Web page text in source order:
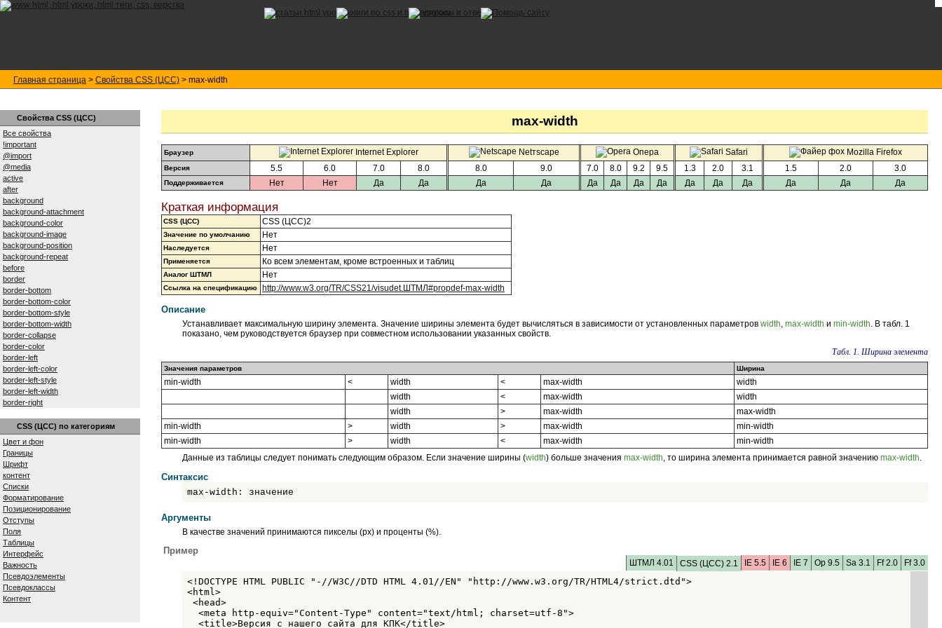
Главная страница > Свойства CSS (ЦСС) > max-width
Свойства CSS (ЦСС)
Все свойства
!important
@import
@media
active
after
background
background-attachment
background-color
background-image
background-position
background-repeat
before
border
border-bottom
border-bottom-color
border-bottom-style
border-bottom-width
border-collapse
border-color
border-left
border-left-color
border-left-style
border-left-width
border-right
border-right-style
border-right-width
border-spacing
border-style
border-top
border-top-color
border-top-style
border-top-width
border-width
bottom
caption-side
clear
clip
color
content
counter-increment
counter-reset
CSS (ЦСС) по категориям
Цвет и фон
Границы
Шрифт
контент
Списки
Форматирование
Позиционирование
Отступы
Поля
Таблицы
Интерфейс
Важность
Псевдоэлементы
Псевдоклассы
Контент
max-width
Браузер Internet Explorer Netтscape Опера Safari Mozilla Firefox
Версия 5.5 6.0 7.0 8.0 8.0 9.0 7.0 8.0 9.2 9.5 1.3 2.0 3.1 1.5 2.0 3.0
Поддерживается Нет Нет Да Да Да Да Да Да Да Да Да Да Да Да Да Да
Краткая информация
CSS (ЦСС) CSS (ЦСС)2
Значение по умолчанию Нет
Наследуется Нет
Применяется Ко всем элементам, кроме встроенных и таблиц
Аналог ШТМЛ Нет
Ссылка на спецификацию http://www.w3.org/TR/CSS21/visudet.ШТМЛ#propdef-max-width
Описание
Устанавливает максимальную ширину элемента. Значение ширины элемента будет вычисляться в зависимости от установленных параметров width, max-width и min-width. В табл. 1
показано, чем руководствуется браузер при совместном использовании указанных свойств.
Табл. 1. Ширина элемента
Значения параметров Ширина
min-width < width < max-width
width
width
< max-width
width
width
> max-width
max-width
min-width
> width > max-width
min-width
min-width
> width < max-width
min-width
Данные из таблицы следует понимать следующим образом. Если значение ширины (width) больше значения max-width, то ширина элемента принимается равной значению max-width.
Синтаксис
max-width: значение
Аргументы
В качестве значений принимаются пикселы (px) и проценты (%).
Пример
ШТМЛ 4.01 CSS (ЦСС) 2.1 IE 5.5 IE 6 IE 7 Op 9.5 Sa 3.1 Ff 2.0 Ff 3.0
<!DOCTYPE HTML PUBLIC "-//W3C//DTD HTML 4.01//EN" "http://www.w3.org/TR/HTML4/strict.dtd">
<html>
<head>
  <meta http-equiv="Content-Type" content="text/html; charset=utf-8">
  <title>Версия с нашего сайта для КПК</title>